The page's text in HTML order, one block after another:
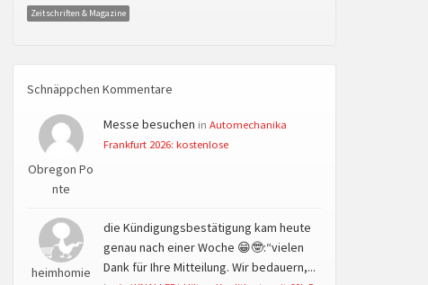
Zeitschriften & Magazine
Schnäppchen Kommentare
Obregon Po
nte
Messe besuchen in Automechanika
Frankfurt 2026: kostenlose
heimhomie
die Kündigungsbestätigung kam heute
genau nach einer Woche 😁🤓:“vielen
Dank für Ihre Mitteilung. Wir bedauern,...